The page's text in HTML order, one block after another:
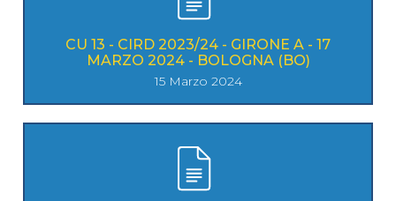
CU 13 - CIRD 2023/24 - GIRONE A - 17
MARZO 2024 - BOLOGNA (BO)
15 Marzo 2024